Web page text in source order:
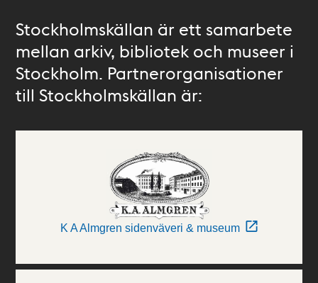
Stockholmskällan är ett samarbete
mellan arkiv, bibliotek och museer i
Stockholm. Partnerorganisationer
till Stockholmskällan är:
K A Almgren sidenväveri & museum